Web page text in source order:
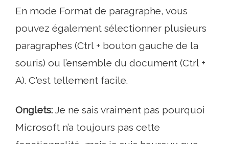
En mode Format de paragraphe, vous
pouvez également sélectionner plusieurs
paragraphes (Ctrl + bouton gauche de la
souris) ou l’ensemble du document (Ctrl +
A). C'est tellement facile.
Onglets: Je ne sais vraiment pas pourquoi
Microsoft n’a toujours pas cette